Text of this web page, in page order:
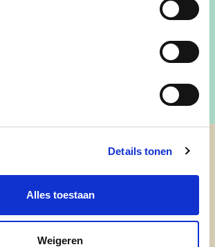
Details tonen
Alles toestaan
Weigeren